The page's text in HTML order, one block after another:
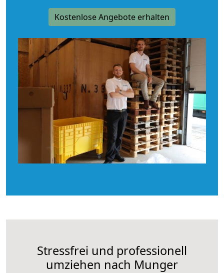
Kostenlose Angebote erhalten
Stressfrei und professionell
umziehen nach Munger